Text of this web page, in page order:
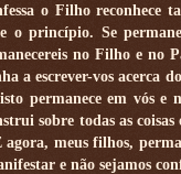
o Filho reconhece
o princípio. Se
no Filho e no
a escrever-vos acerca
permanece em vós e
sobre todas as
agora, meus filhos,
e não sejamos